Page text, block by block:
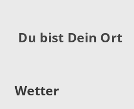
Du bist Dein Ort
Wetter